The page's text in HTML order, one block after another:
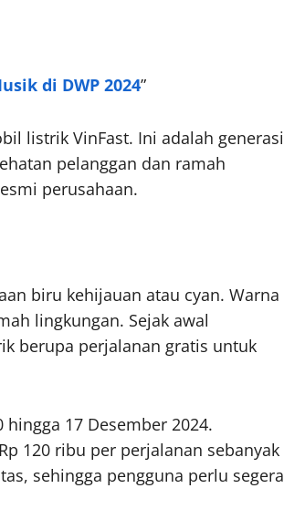
di DWP 2024”
listrik VinFast. Ini adalah generasi
pelanggan dan ramah
perusahaan.
biru kehijauan atau cyan. Warna
lingkungan. Sejak awal
berupa perjalanan gratis untuk
17 Desember 2024.
120 ribu per perjalanan sebanyak
sehingga pengguna perlu segera